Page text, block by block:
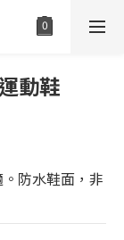
動鞋
。防水鞋面，非